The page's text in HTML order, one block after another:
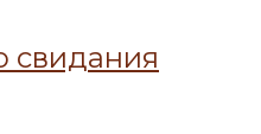
свидания